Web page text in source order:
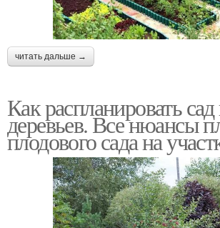
читать дальше →
Как распланировать
деревьев. Все нюансы
плодового сада на